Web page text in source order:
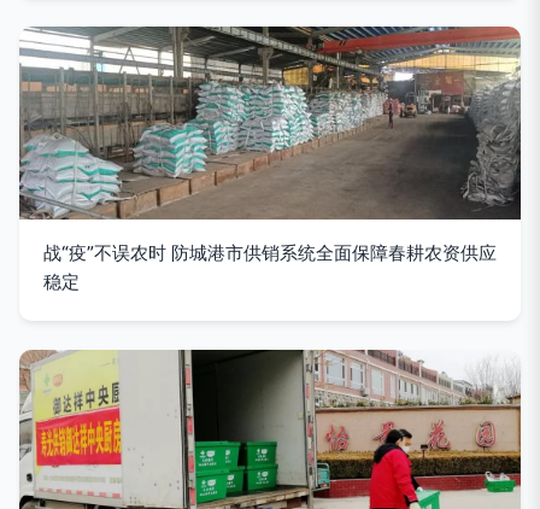
战“疫”不误农时 防城港市供销系统全面保障春耕农资供应
稳定